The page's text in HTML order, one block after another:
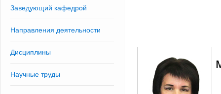
Заведующий кафедрой
Направления деятельности
Дисциплины
Научные труды